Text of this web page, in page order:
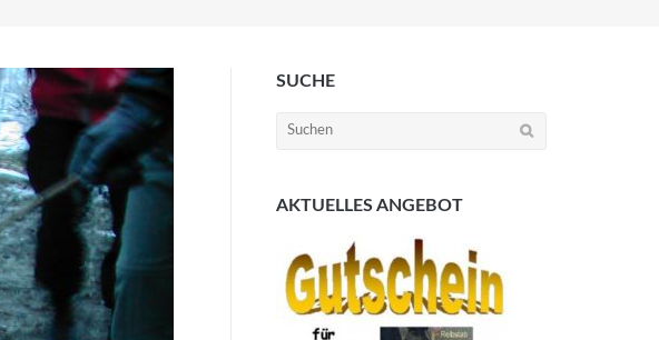
SUCHE
Suchen
AKTUELLES ANGEBOT